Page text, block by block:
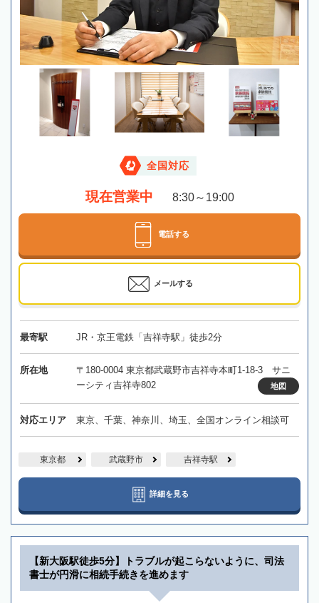
全国対応
現在営業中 8:30～19:00
電話する
メールする
最寄駅 JR・京王電鉄「吉祥寺駅」徒歩2分
所在地
〒180-0004 東京都武蔵野市吉祥寺本町1-18-3 サニ
ーシティ吉祥寺802
地図
対応エリア 東京、千葉、神奈川、埼玉、全国オンライン相談可
東京都 武蔵野市 吉祥寺駅
詳細を見る
【新大阪駅徒歩5分】トラブルが起こらないように、司法
書士が円滑に相続手続きを進めます